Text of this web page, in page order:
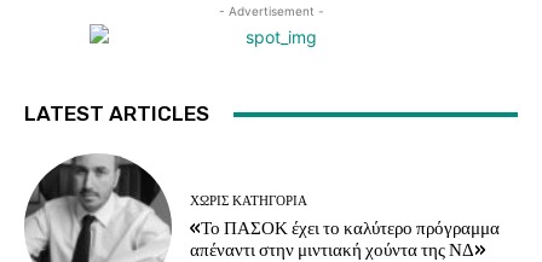
- Advertisement -
LATEST ARTICLES
ΧΩΡΊΣ ΚΑΤΗΓΟΡΊΑ
«Το ΠΑΣΟΚ έχει το καλύτερο πρόγραμμα
απέναντι στην μιντιακή χούντα της ΝΔ»